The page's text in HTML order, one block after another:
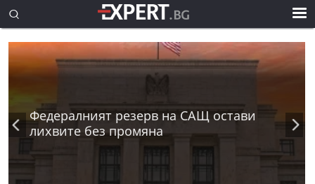
Федералният резерв на САЩ остави
лихвите без промяна